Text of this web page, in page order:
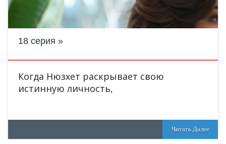
18 серия
Когда Нюзхет раскрывает свою
истинную личность,
Читать Далее